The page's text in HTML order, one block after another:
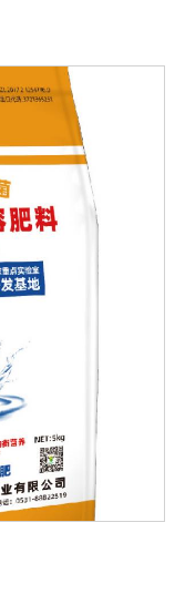
括灌溉、滴灌等灌
而且植物吸收
喷洒叶面，或溶解
入植物，植物可以
吸收利用效率。利
大大降低了农药残
作物中蛋白质、
显著增加，颗粒丰
少烟硝酸盐的积